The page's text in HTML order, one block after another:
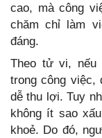
cao, mà công
chăm chỉ làm
đáng.
Theo tử vi, nếu
trong công
dễ thu lợi. Tuy
không ít sao
khoẻ. Do đó,